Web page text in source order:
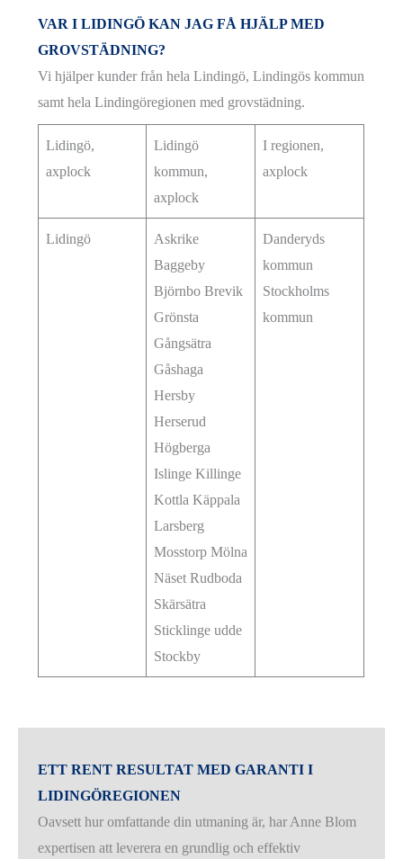
VAR I LIDINGÖ KAN JAG FÅ HJÄLP MED
GROVSTÄDNING?
Vi hjälper kunder från hela Lindingö, Lindingös kommun
samt hela Lindingöregionen med grovstädning.
Lidingö,
axplock
Lidingö
kommun,
axplock
I regionen,
axplock
Lidingö
Askrike
Baggeby
Björnbo Brevik
Grönsta
Gångsätra
Gåshaga
Hersby
Herserud
Högberga
Islinge Killinge
Kottla Käppala
Larsberg
Mosstorp Mölna
Näset Rudboda
Skärsätra
Sticklinge udde
Stockby
Danderyds
kommun
Stockholms
kommun
ETT RENT RESULTAT MED GARANTI I
LIDINGÖREGIONEN
Oavsett hur omfattande din utmaning är, har Anne Blom
expertisen att leverera en grundlig och effektiv